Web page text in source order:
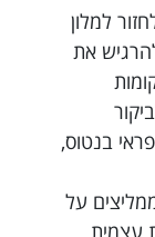
למלון
את
בנטוס,
על
עצמית